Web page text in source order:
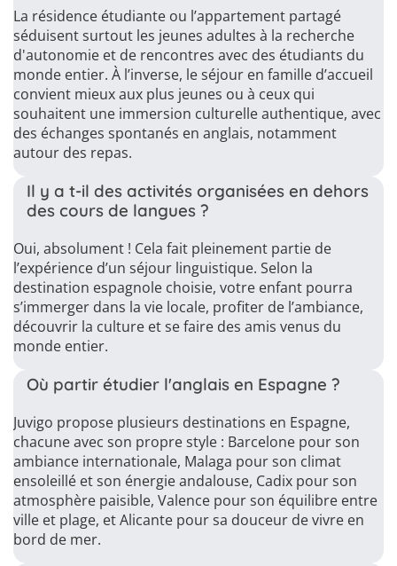
La résidence étudiante ou l’appartement partagé
séduisent surtout les jeunes adultes à la recherche
d'autonomie et de rencontres avec des étudiants du
monde entier. À l’inverse, le séjour en famille d’accueil
convient mieux aux plus jeunes ou à ceux qui
souhaitent une immersion culturelle authentique, avec
des échanges spontanés en anglais, notamment
autour des repas.
Il y a t-il des activités organisées en dehors
des cours de langues ?
Oui, absolument ! Cela fait pleinement partie de
l’expérience d’un séjour linguistique. Selon la
destination espagnole choisie, votre enfant pourra
s’immerger dans la vie locale, profiter de l’ambiance,
découvrir la culture et se faire des amis venus du
monde entier.
Où partir étudier l'anglais en Espagne ?
Juvigo propose plusieurs destinations en Espagne,
chacune avec son propre style : Barcelone pour son
ambiance internationale, Malaga pour son climat
ensoleillé et son énergie andalouse, Cadix pour son
atmosphère paisible, Valence pour son équilibre entre
ville et plage, et Alicante pour sa douceur de vivre en
bord de mer.